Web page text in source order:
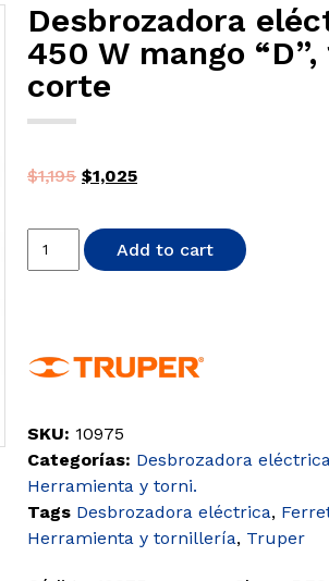
Desbrozadora
450 W mango “D”,
corte
$1,195 $1,025
Add to cart
SKU: 10975
Categorías: Desbrozadora
Herramienta y torni.
Tags Desbrozadora eléctrica,
Herramienta y tornillería, Truper